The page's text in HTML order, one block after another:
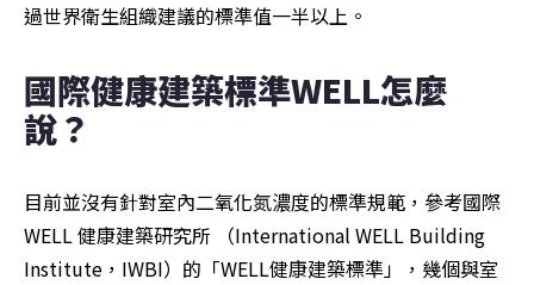
過世界衛生組織建議的標準值一半以上。
國際健康建築標準WELL怎麼
說？
目前並沒有針對室內二氧化氮濃度的標準規範，參考國際
WELL 健康建築研究所 （International WELL Building
Institute，IWBI）的「WELL健康建築標準」，幾個與室